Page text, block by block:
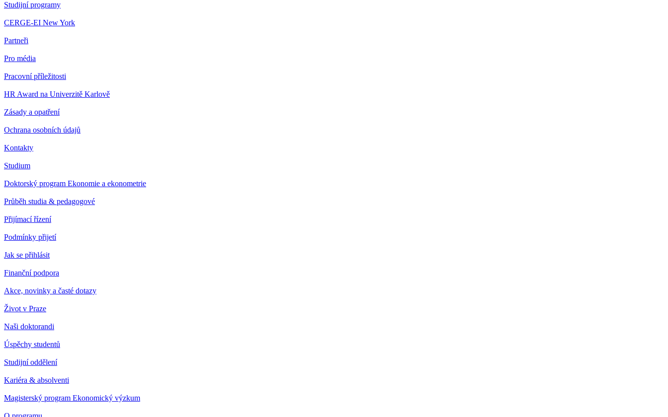
Studijní programy
CERGE-EI New York
Partneři
Pro média
Pracovní příležitosti
HR Award na Univerzitě Karlově
Zásady a opatření
Ochrana osobních údajů
Kontakty
Studium
Doktorský program Ekonomie a ekonometrie
Průběh studia & pedagogové
Přijímací řízení
Podmínky přijetí
Jak se přihlásit
Finanční podpora
Akce, novinky a časté dotazy
Život v Praze
Naši doktorandi
Úspěchy studentů
Studijní oddělení
Kariéra & absolventi
Magisterský program Ekonomický výzkum